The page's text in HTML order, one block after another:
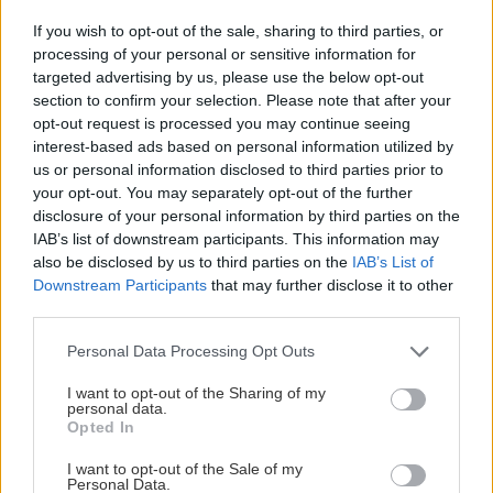
If you wish to opt-out of the sale, sharing to third parties, or
processing of your personal or sensitive information for
targeted advertising by us, please use the below opt-out
section to confirm your selection. Please note that after your
opt-out request is processed you may continue seeing
interest-based ads based on personal information utilized by
us or personal information disclosed to third parties prior to
your opt-out. You may separately opt-out of the further
disclosure of your personal information by third parties on the
IAB’s list of downstream participants. This information may
also be disclosed by us to third parties on the IAB’s List of
Downstream Participants that may further disclose it to other
Please note that this website/app uses one or more Google
not limited to your visit or usage behaviour. You may click to
grant or deny consent to Google and its third-party tags to
use your data for below specified purposes in below Google
consent section.
Personal Data Processing Opt Outs
I want to opt-out of the Sharing of my
personal data.
Opted In
I want to opt-out of the Sale of my
Personal Data.
την Δάφνη Μαρκάκη και την Εύη Καρακώστα
δείχνει μια γυναίκα σε ένα τρομερό αδιέξοδο,
όπου ταλανίζεται από τo πάθος. Τα πέλματά της
μιλούν, το ίδιο και η κίνηση του κορμιού της. Ο
λόγος της ηθοποιού ακούγεται λαγαρά, με
ευκρίνεια και η παρουσία του Λάζαρου
Αναστασιάδη αποτελεί λειτουργικό
ακομπανιαμέντο.
Ο Ρίτσος είναι παρών σε αυτό το αφιέρωμα και
σκηνοθεσία του Εμμανουήλ Γ. Μαύρου δείχνει
έναν άνθρωπο που αγαπά πράγματι τον ποιητή
και δημιουργεί την κατάλληλη ατμόσφαιρα.
Ταυτότητα της παράστασης